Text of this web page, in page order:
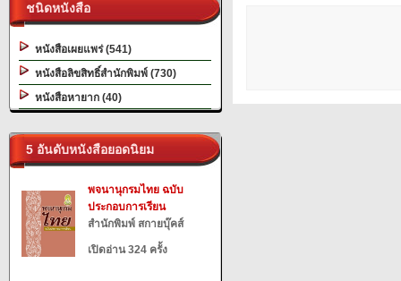
ชนิดหนังสือ
หนังสือเผยแพร่ (541)
หนังสือลิขสิทธิ์สำนักพิมพ์ (730)
หนังสือหายาก (40)
5 อันดับหนังสือยอดนิยม
พจนานุกรมไทย ฉบับ
ประกอบการเรียน
สำนักพิมพ์ สกายบุ๊คส์
เปิดอ่าน 324 ครั้ง